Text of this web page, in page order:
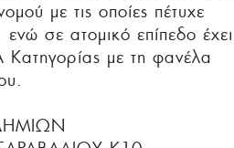
με τις οποίες πέτυχε
ενώ σε ατομικό επίπεδο έχει
Κατηγορίας με τη φανέλα